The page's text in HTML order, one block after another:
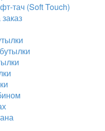
тач (Soft Touch)